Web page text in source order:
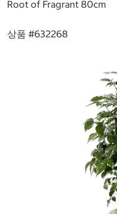
Root of Fragrant 80cm
상품 #632268